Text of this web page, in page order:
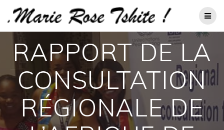
Passer
au
contenu
RAPPORT DE LA
CONSULTATION
RÉGIONALE DE